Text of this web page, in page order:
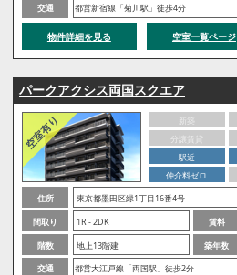
交通
都営新宿線「菊川駅」徒歩4分
物件詳細を見る 空室一覧ページ
パークアクシス両国スクエア
新築
分譲賃貸
駅近
仲介料ゼロ
住所
東京都墨田区緑1丁目16番4号
間取り
1R - 2DK 賃料
階数
地上13階建 築年数
交通
都営大江戸線「両国駅」徒歩2分